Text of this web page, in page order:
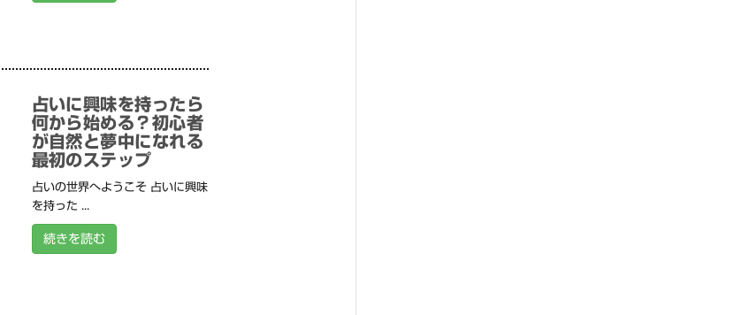
占いに興味を持ったら
何から始める？初心者
が自然と夢中になれる
最初のステップ
占いの世界へようこそ 占いに興味
を持った ...
続きを読む